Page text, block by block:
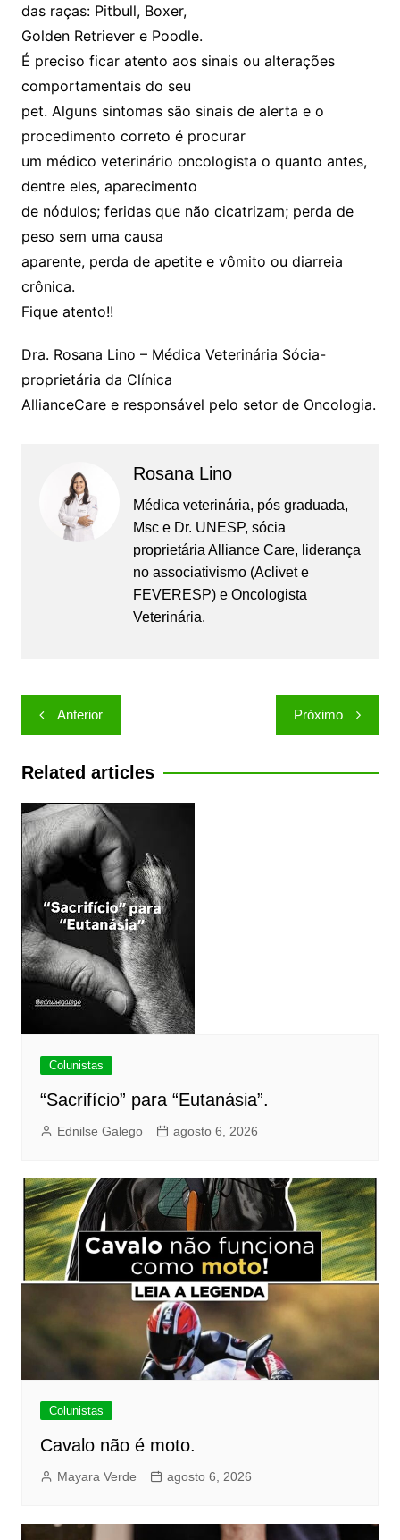
das raças: Pitbull, Boxer,
Golden Retriever e Poodle.
É preciso ficar atento aos sinais ou alterações
comportamentais do seu
pet. Alguns sintomas são sinais de alerta e o
procedimento correto é procurar
um médico veterinário oncologista o quanto antes,
dentre eles, aparecimento
de nódulos; feridas que não cicatrizam; perda de
peso sem uma causa
aparente, perda de apetite e vômito ou diarreia
crônica.
Fique atento!!
Dra. Rosana Lino – Médica Veterinária Sócia-
proprietária da Clínica
AllianceCare e responsável pelo setor de Oncologia.
Rosana Lino
Médica veterinária, pós graduada,
Msc e Dr. UNESP, sócia
proprietária Alliance Care, liderança
no associativismo (Aclivet e
FEVERESP) e Oncologista
Veterinária.
Navegação
de
Post
Anterior Próximo
Related articles
Colunistas
“Sacrifício” para “Eutanásia”.
Ednilse Galego agosto 6, 2026
Colunistas
Cavalo não é moto.
Mayara Verde agosto 6, 2026